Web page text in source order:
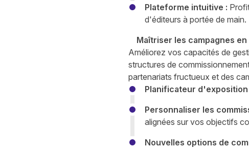
Plateforme intuitive :
d'éditeurs à portée de main.
Maîtriser les campagnes
Améliorez vos capacités de
structures de
partenariats fructueux et des
Planificateur d'exposition
Personnaliser les
alignées sur vos objectifs
Nouvelles options de